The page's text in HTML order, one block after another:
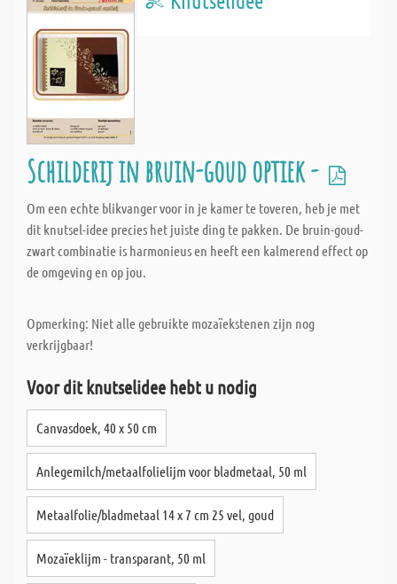
Schilderij in bruin-goud optiek -
Om een echte blikvanger voor in je kamer te toveren, heb je met
dit knutsel-idee precies het juiste ding te pakken. De bruin-goud-
zwart combinatie is harmonieus en heeft een kalmerend effect op
de omgeving en op jou.
Opmerking: Niet alle gebruikte mozaïekstenen zijn nog
verkrijgbaar!
Voor dit knutselidee hebt u nodig
Canvasdoek, 40 x 50 cm
Anlegemilch/metaalfolielijm voor bladmetaal, 50 ml
Metaalfolie/bladmetaal 14 x 7 cm 25 vel, goud
Mozaïeklijm - transparant, 50 ml